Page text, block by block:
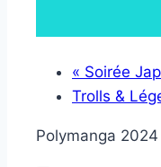
« Soirée
Trolls &
Polymanga